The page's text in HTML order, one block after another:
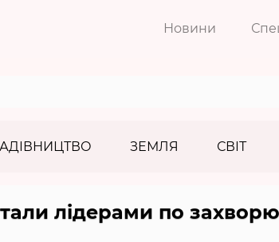
Новини
ЗЕМЛЯ СВІТ
лідерами по